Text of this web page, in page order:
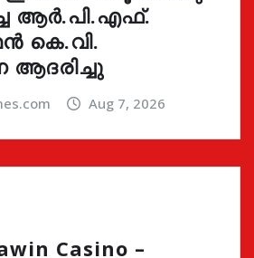
ആർ.പി.എഫ്.
കെ.വി.
ആദരിച്ചു
Aug 7, 2026
Casino –